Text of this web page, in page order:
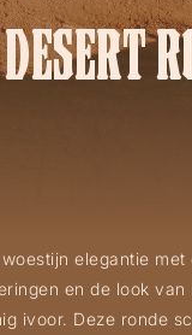
elegantie
en de look
ivoor. Deze ronde